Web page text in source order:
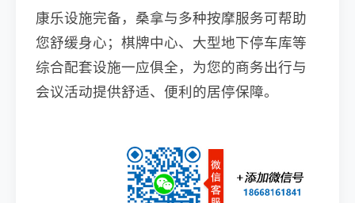
康乐设施完备，桑拿与多种按摩服务可帮助
您舒缓身心；棋牌中心、大型地下停车库等
综合配套设施一应俱全，为您的商务出行与
会议活动提供舒适、便利的居停保障。